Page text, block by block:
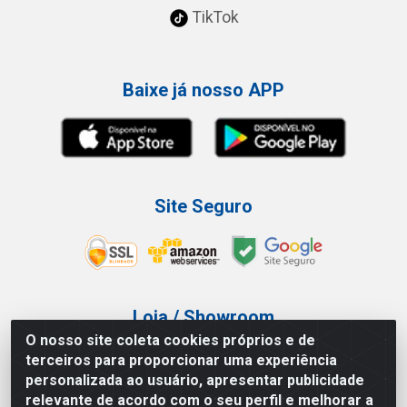
O nosso site coleta cookies próprios e de
terceiros para proporcionar uma experiência
personalizada ao usuário, apresentar publicidade
relevante de acordo com o seu perfil e melhorar a
TikTok
Baixe já nosso APP
Site Seguro
Loja / Showroom
Tel.: (11) 3227-0546
Av Vautier, 587/597 - Pari - São Paulo/SP